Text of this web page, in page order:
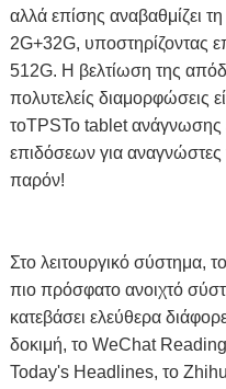
αλλά επίσης αναβαθμίζει
2G+32G, υποστηρίζοντας
512G. Η βελτίωση της
πολυτελείς διαμορφώσεις
τοTPSΤο tablet ανάγνωσης
επιδόσεων για αναγνώστες
παρόν!
Στο λειτουργικό σύστημα, το
πιο πρόσφατο ανοιχτό
κατεβάσει ελεύθερα
δοκιμή, το WeChat
Today's Headlines, το Zhihu